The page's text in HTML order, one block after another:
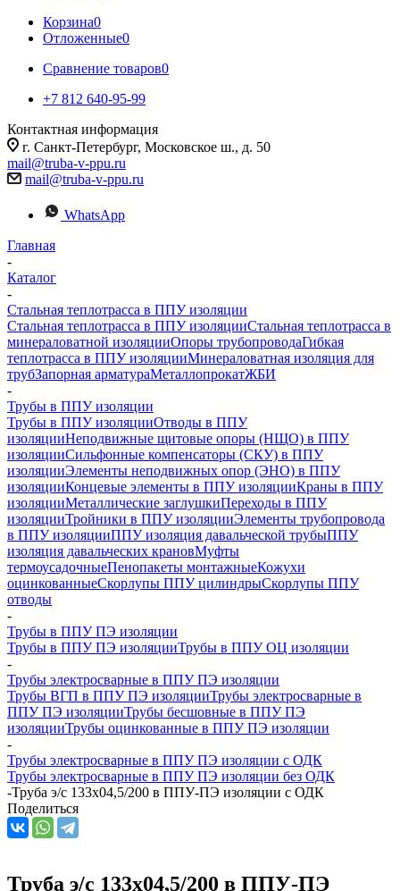
Корзина0
Отложенные0
Сравнение товаров0
+7 812 640-95-99
Контактная информация
г. Санкт-Петербург, Московское ш., д. 50
mail@truba-v-ppu.ru
mail@truba-v-ppu.ru
WhatsApp
Главная
-
Каталог
-
Стальная теплотрасса в ППУ изоляции
Стальная теплотрасса в ППУ изоляцииСтальная теплотрасса в
минераловатной изоляцииОпоры трубопроводаГибкая
теплотрасса в ППУ изоляцииМинераловатная изоляция для
трубЗапорная арматураМеталлопрокатЖБИ
-
Трубы в ППУ изоляции
Трубы в ППУ изоляцииОтводы в ППУ
изоляцииНеподвижные щитовые опоры (НЩО) в ППУ
изоляцииCильфонные компенсаторы (СКУ) в ППУ
изоляцииЭлементы неподвижных опор (ЭНО) в ППУ
изоляцииКонцевые элементы в ППУ изоляцииКраны в ППУ
изоляцииМеталлические заглушкиПереходы в ППУ
изоляцииТройники в ППУ изоляцииЭлементы трубопровода
в ППУ изоляцииППУ изоляция давальческой трубыППУ
изоляция давальческих крановМуфты
термоусадочныеПенопакеты монтажныеКожухи
оцинкованныеСкорлупы ППУ цилиндрыСкорлупы ППУ
отводы
-
Трубы в ППУ ПЭ изоляции
Трубы в ППУ ПЭ изоляцииТрубы в ППУ ОЦ изоляции
-
Трубы электросварные в ППУ ПЭ изоляции
Трубы ВГП в ППУ ПЭ изоляцииТрубы электросварные в
ППУ ПЭ изоляцииТрубы бесшовные в ППУ ПЭ
изоляцииТрубы оцинкованные в ППУ ПЭ изоляции
-
Трубы электросварные в ППУ ПЭ изоляции с ОДК
Трубы электросварные в ППУ ПЭ изоляции без ОДК
-Труба э/с 133х04,5/200 в ППУ-ПЭ изоляции с ОДК
Поделиться
Труба э/с 133х04,5/200 в ППУ-ПЭ